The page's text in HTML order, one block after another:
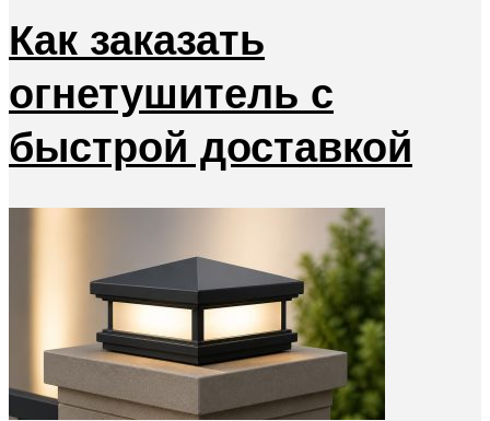
Как заказать
огнетушитель с
быстрой доставкой